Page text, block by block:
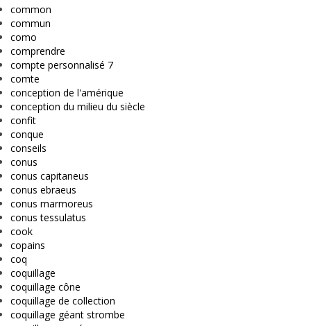
common
commun
como
comprendre
compte personnalisé 7
comte
conception de l'amérique
conception du milieu du siècle
confit
conque
conseils
conus
conus capitaneus
conus ebraeus
conus marmoreus
conus tessulatus
cook
copains
coq
coquillage
coquillage cône
coquillage de collection
coquillage géant strombe